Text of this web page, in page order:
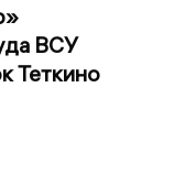
ВСУ
Теткино